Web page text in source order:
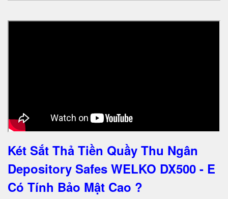
Két Sắt Thả Tiền Quầy Thu Ngân
Depository Safes WELKO DX500 - E
Có Tính Bảo Mật Cao ?